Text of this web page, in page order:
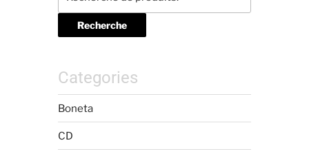
Recherche
Categories
Boneta
CD